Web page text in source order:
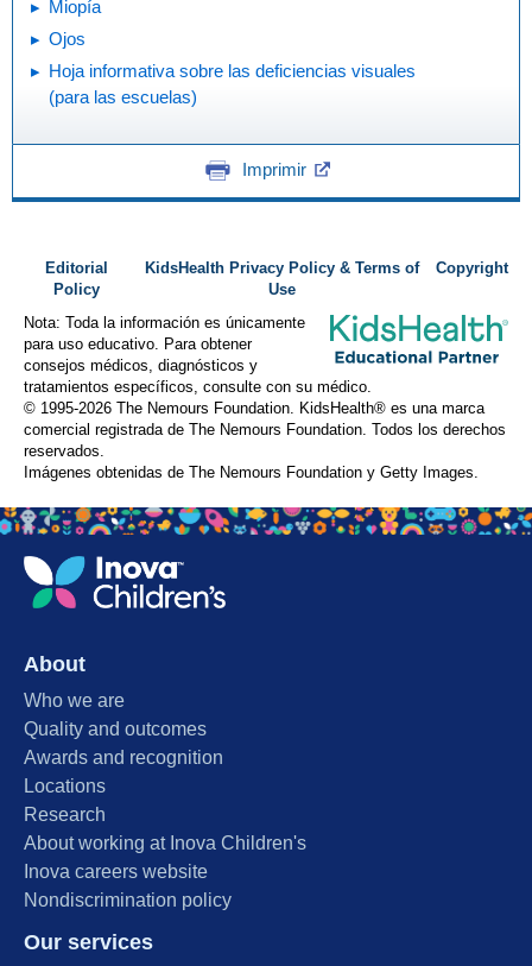
Miopía
Ojos
Hoja informativa sobre las deficiencias visuales
(para las escuelas)
Imprimir
Editorial
Policy
KidsHealth Privacy Policy & Terms of
Use
Copyright
Nota: Toda la información es únicamente
para uso educativo. Para obtener
consejos médicos, diagnósticos y
tratamientos específicos, consulte con su médico.
© 1995-2026 The Nemours Foundation. KidsHealth® es una marca
comercial registrada de The Nemours Foundation. Todos los derechos
reservados.
Imágenes obtenidas de The Nemours Foundation y Getty Images.
About
Who we are
Quality and outcomes
Awards and recognition
Locations
Research
About working at Inova Children's
Inova careers website
Nondiscrimination policy
Our services